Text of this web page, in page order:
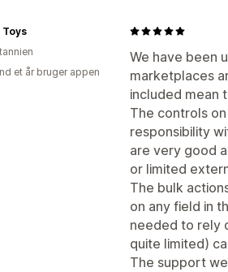
We have been
marketplaces
included mean
The controls
responsibility
are very good
or limited
The bulk
on any field in
needed to rely
quite limited)
The support
Toys
et år bruger appen